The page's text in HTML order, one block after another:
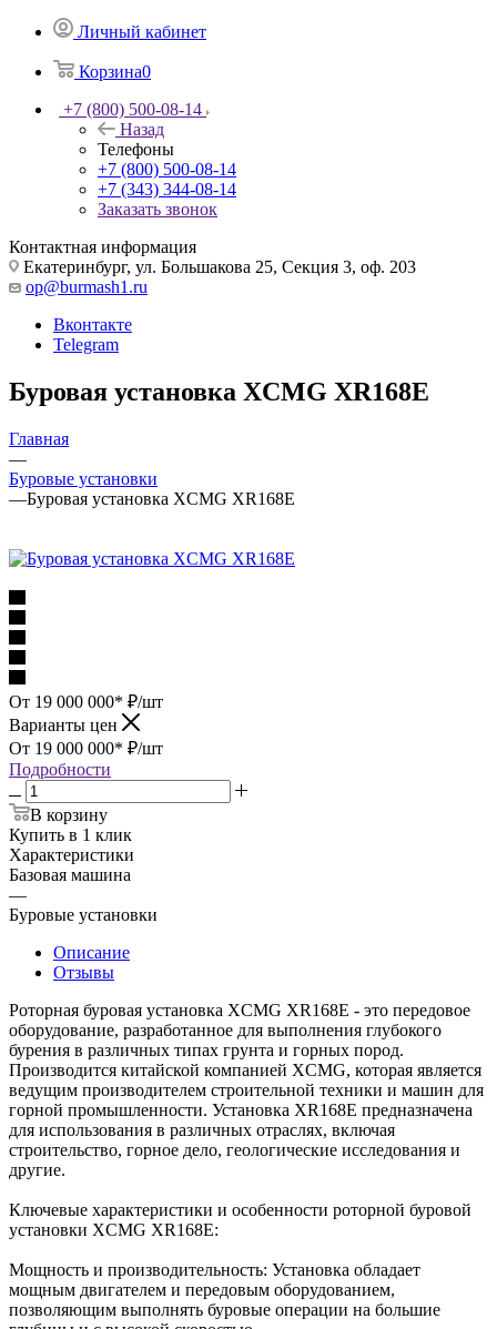
Личный кабинет
Корзина0
+7 (800) 500-08-14
Назад
Телефоны
+7 (800) 500-08-14
+7 (343) 344-08-14
Заказать звонок
Контактная информация
Екатеринбург, ул. Большакова 25, Секция 3, оф. 203
op@burmash1.ru
Вконтакте
Telegram
Буровая установка XCMG XR168E
Главная
—
Буровые установки
—Буровая установка XCMG XR168E
От 19 000 000* ₽/шт
Варианты цен
От 19 000 000* ₽/шт
Подробности
В корзину
Купить в 1 клик
Характеристики
Базовая машина
—
Буровые установки
Описание
Отзывы
Роторная буровая установка XCMG XR168E - это передовое
оборудование, разработанное для выполнения глубокого
бурения в различных типах грунта и горных пород.
Производится китайской компанией XCMG, которая является
ведущим производителем строительной техники и машин для
горной промышленности. Установка XR168E предназначена
для использования в различных отраслях, включая
строительство, горное дело, геологические исследования и
другие.
Ключевые характеристики и особенности роторной буровой
установки XCMG XR168E:
Мощность и производительность: Установка обладает
мощным двигателем и передовым оборудованием,
позволяющим выполнять буровые операции на большие